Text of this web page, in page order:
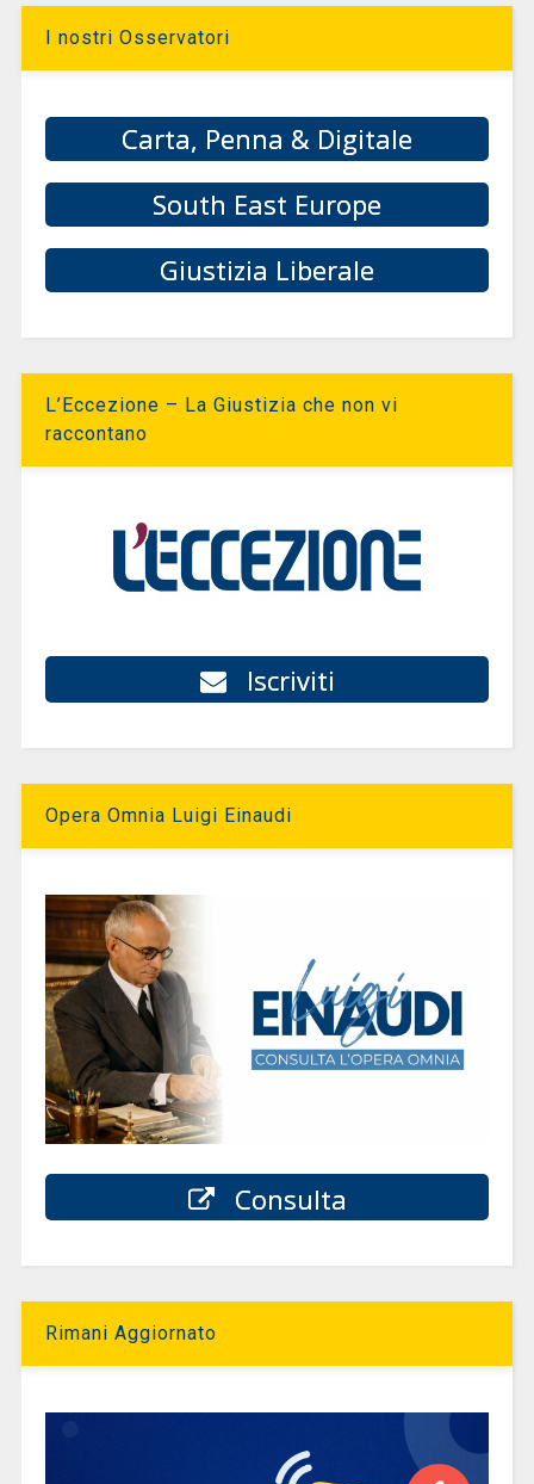
I nostri Osservatori
Carta, Penna & Digitale
South East Europe
Giustizia Liberale
L’Eccezione – La Giustizia che non vi
raccontano
Iscriviti
Opera Omnia Luigi Einaudi
Consulta
Rimani Aggiornato